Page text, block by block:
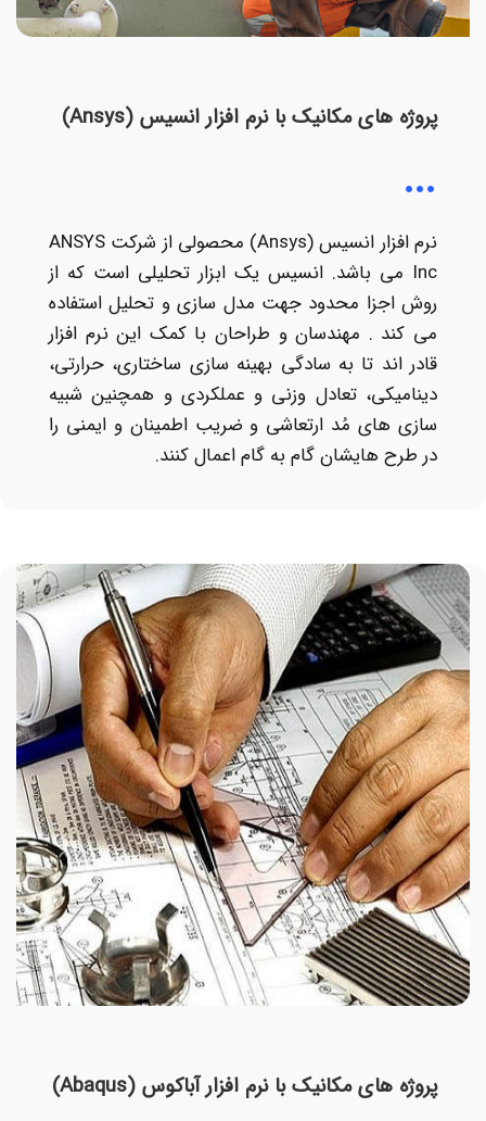
پروژه های مکانیک با نرم افزار انسیس (Ansys)
نرم افزار انسیس (Ansys) محصولی از شرکت ANSYS
Inc می باشد. انسیس یک ابزار تحلیلی است که از
روش اجزا محدود جهت مدل سازی و تحلیل استفاده
می کند . مهندسان و طراحان با کمک این نرم افزار
قادر اند تا به سادگی بهینه سازی ساختاری، حرارتی،
دینامیکی، تعادل وزنی و عملکردی و همچنین شبیه
سازی های مُد ارتعاشی و ضریب اطمینان و ایمنی را
در طرح‌ هایشان گام به گام اعمال کنند.
پروژه های مکانیک با نرم افزار آباکوس (Abaqus)